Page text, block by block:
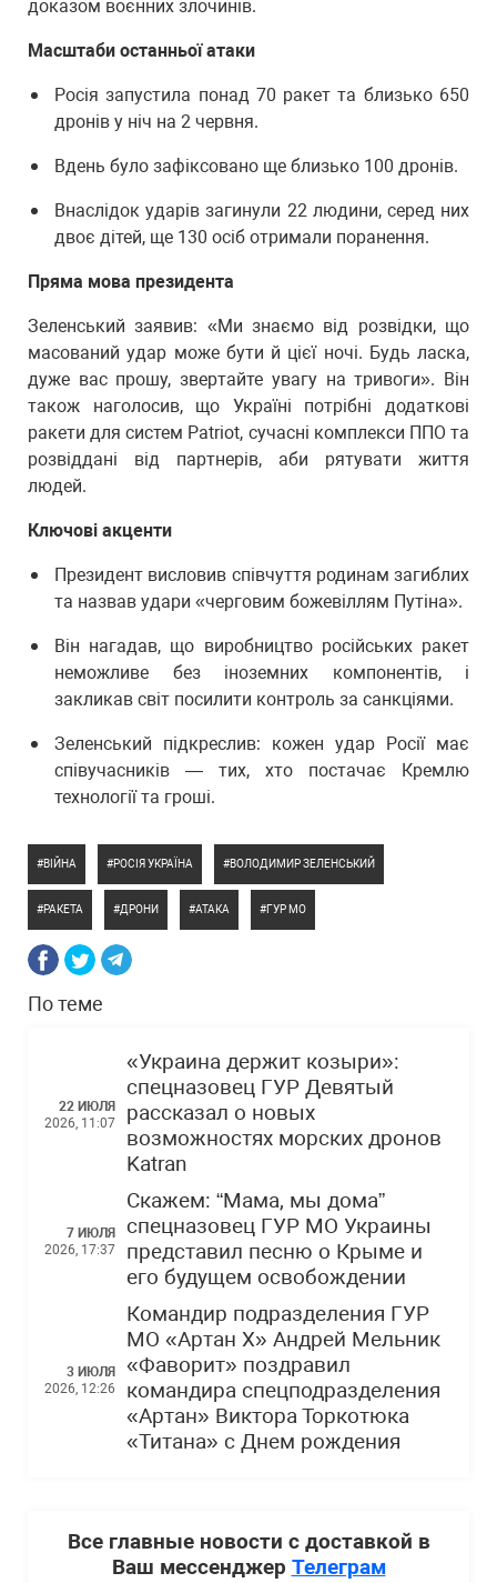
доказом воєнних злочинів.
Масштаби останньої атаки
Росія запустила понад 70 ракет та близько 650
дронів у ніч на 2 червня.
Вдень було зафіксовано ще близько 100 дронів.
Внаслідок ударів загинули 22 людини, серед них
двоє дітей, ще 130 осіб отримали поранення.
Пряма мова президента
Зеленський заявив: «Ми знаємо від розвідки, що
масований удар може бути й цієї ночі. Будь ласка,
дуже вас прошу, звертайте увагу на тривоги». Він
також наголосив, що Україні потрібні додаткові
ракети для систем Patriot, сучасні комплекси ППО та
розвіддані від партнерів, аби рятувати життя
людей.
Ключові акценти
Президент висловив співчуття родинам загиблих
та назвав удари «черговим божевіллям Путіна».
Він нагадав, що виробництво російських ракет
неможливе без іноземних компонентів, і
закликав світ посилити контроль за санкціями.
Зеленський підкреслив: кожен удар Росії має
співучасників — тих, хто постачає Кремлю
технології та гроші.
ВІЙНА РОСІЯ УКРАЇНА ВОЛОДИМИР ЗЕЛЕНСЬКИЙ
РАКЕТА ДРОНИ АТАКА ГУР МО
По теме
22 ИЮЛЯ
2026, 11:07
«Украина держит козыри»:
спецназовец ГУР Девятый
рассказал о новых
возможностях морских дронов
Katran
7 ИЮЛЯ
2026, 17:37
Скажем: “Мама, мы дома”
спецназовец ГУР МО Украины
представил песню о Крыме и
его будущем освобождении
3 ИЮЛЯ
2026, 12:26
Командир подразделения ГУР
МО «Артан Х» Андрей Мельник
«Фаворит» поздравил
командира спецподразделения
«Артан» Виктора Торкотюка
«Титана» с Днем рождения
Все главные новости с доставкой в
Ваш мессенджер Телеграм